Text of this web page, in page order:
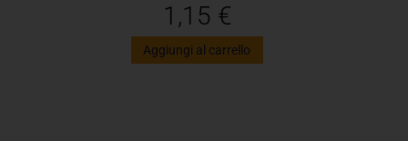
1,15 €
Aggiungi al carrello